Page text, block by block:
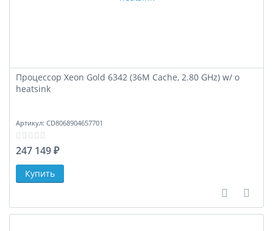
Процессор Xeon Gold 6342 (36M Cache, 2.80 GHz) w/ o
heatsink
Артикул: CD8068904657701
247 149 ₽
В В